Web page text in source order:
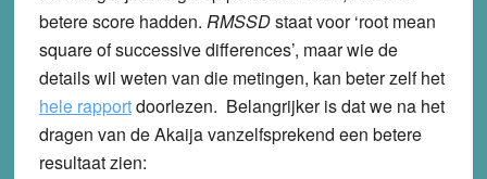
betere score hadden. RMSSDstaat voor ‘root mean
square of successive differences’, maar wie de
details wil weten van die metingen, kan beter zelf het
hele rapportdoorlezen. Belangrijker is dat we na het
dragen van de Akaija vanzelfsprekend een betere
resultaat zien: